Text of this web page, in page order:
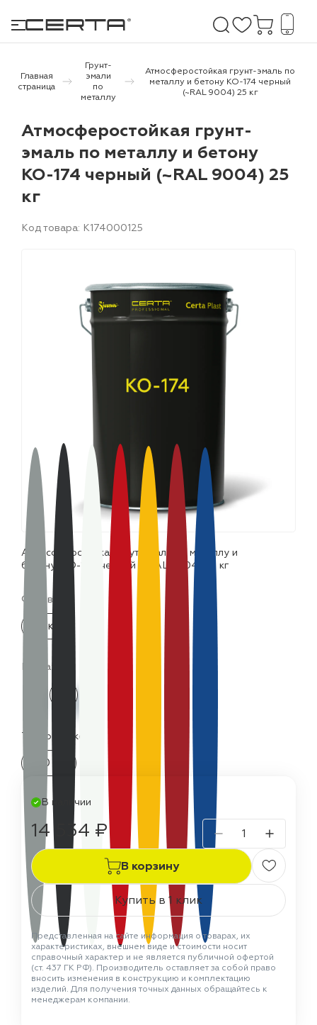
покрытия
и дачи
Главная
страница
Грунт-
эмали
по
металлу
Атмосферостойкая грунт-эмаль по
металлу и бетону КО-174 черный
(~RAL 9004) 25 кг
Атмосферостойкая грунт-
эмаль по металлу и бетону
КО-174 черный (~RAL 9004) 25
кг
Код товара: K174000125
Атмосферостойкая грут-эмаль по металлу и
бетону КО-174 черный (~RAL 9004) 25 кг
Фасовка:
25 кг
Цвета:
Термостойкость:
150 °C
В наличии
14 534 ₽
В корзину
Купить в 1 клик
Представленная на сайте информация о товарах, их
характеристиках, внешнем виде и стоимости носит
справочный характер и не является публичной офертой
(ст. 437 ГК РФ). Производитель оставляет за собой право
вносить изменения в конструкцию и комплектацию
изделий. Для получения точных данных обращайтесь к
менеджерам компании.